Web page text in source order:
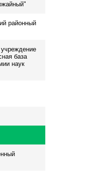
районный
учреждение
база
наук